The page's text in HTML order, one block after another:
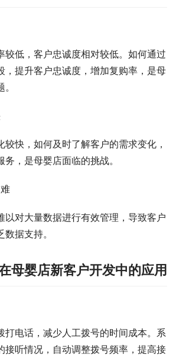
较低，客户忠诚度相对较低。如何通过
，提升客户忠诚度，增加复购率，是母
较快，如何及时了解客户的需求变化，
，是母婴店面临的挑战。
以对大量数据进行有效管理，导致客户
据支持。
母婴店新客户开发中的应用
打电话，减少人工拨号的时间成本。系
接听情况，自动调整拨号频率，提高接